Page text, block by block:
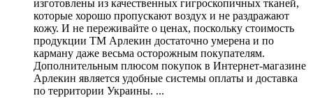
изготовлены из качественных гигроскопичных тканей,
которые хорошо пропускают воздух и не раздражают
кожу. И не переживайте о ценах, поскольку стоимость
продукции ТМ Арлекин достаточно умерена и по
карману даже весьма осторожным покупателям.
Дополнительным плюсом покупок в Интернет-магазине
Арлекин является удобные системы оплаты и доставка
по территории Украины. ...